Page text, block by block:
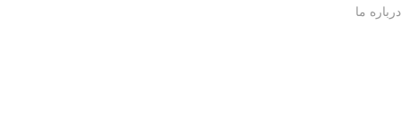
درباره ما